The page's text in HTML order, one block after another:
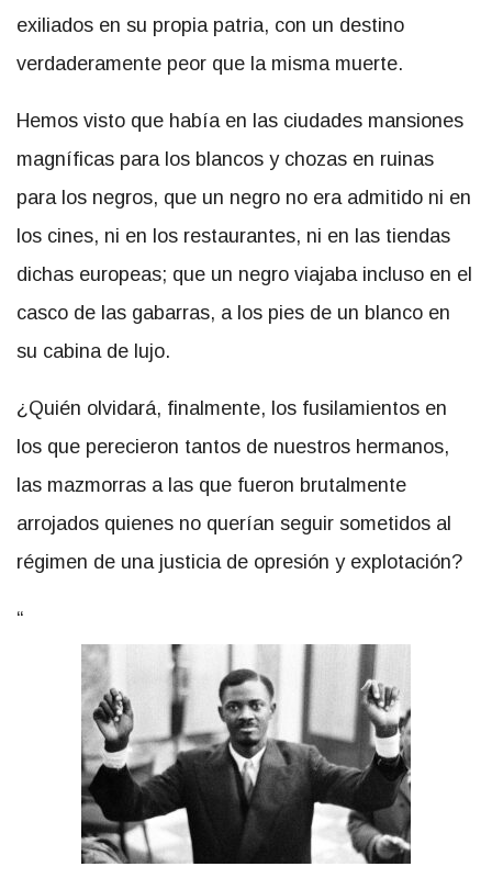
exiliados en su propia patria, con un destino
verdaderamente peor que la misma muerte.
Hemos visto que había en las ciudades mansiones
magníficas para los blancos y chozas en ruinas
para los negros, que un negro no era admitido ni en
los cines, ni en los restaurantes, ni en las tiendas
dichas europeas; que un negro viajaba incluso en el
casco de las gabarras, a los pies de un blanco en
su cabina de lujo.
¿Quién olvidará, finalmente, los fusilamientos en
los que perecieron tantos de nuestros hermanos,
las mazmorras a las que fueron brutalmente
arrojados quienes no querían seguir sometidos al
régimen de una justicia de opresión y explotación?